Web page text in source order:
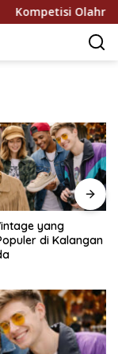
Kompetisi Olahraga
yang
di Kalangan